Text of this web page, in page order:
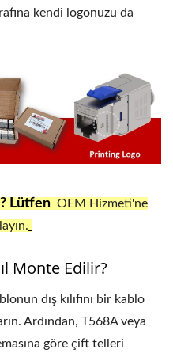
kendi logonuzu da
Lütfen OEM Hizmeti'ne
Monte Edilir?
dış kılıfını bir kablo
Ardından, T568A veya
göre çift telleri